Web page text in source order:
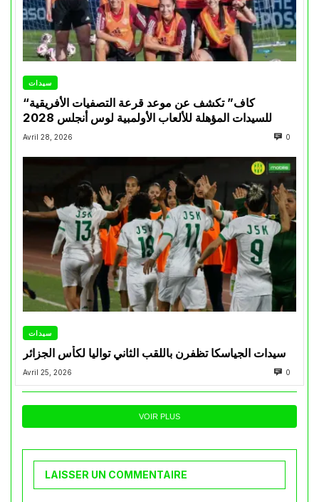
سيدات
“كاف” تكشف عن موعد قرعة التصفيات الأفريقية
للسيدات المؤهلة للألعاب الأولمبية لوس أنجلس 2028
Avril 28, 2026 0
سيدات
سيدات الجياسكا تظفرن باللقب الثاني تواليا لكأس الجزائر
Avril 25, 2026 0
VOIR PLUS
LAISSER UN COMMENTAIRE